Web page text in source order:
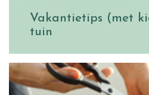
Vakantietips (met
tuin